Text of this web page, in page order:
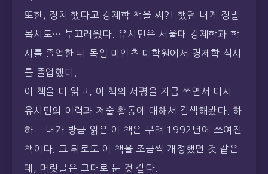
또한, 정치 했다고 경제학 책을 써?! 했던 내게 정말
몹시도… 부끄러웠다. 유시민은 서울대 경제학과 학
사를 졸업한 뒤 독일 마인츠 대학원에서 경제학 석사
를 졸업했다.
이 책을 다 읽고, 이 책의 서평을 지금 쓰면서 다시
유시민의 이력과 저술 활동에 대해서 검색해봤다. 하
하… 내가 방금 읽은 이 책은 무려 1992년에 쓰여진
책이다. 그 뒤로도 이 책을 조금씩 개정했던 것 같은
데, 머릿글은 그대로 둔 것 같다.